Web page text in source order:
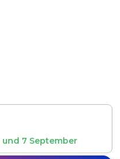
und 7 September